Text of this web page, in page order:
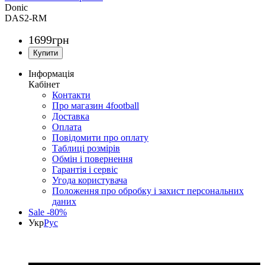
Donic
DAS2-RM
1699грн
Інформація
Кабінет
Контакти
Про магазин 4football
Доставка
Оплата
Повідомити про оплату
Таблиці розмірів
Обмін і повернення
Гарантія і сервіс
Угода користувача
Положення про обробку і захист персональних
даних
Sale -80%
УкрРус